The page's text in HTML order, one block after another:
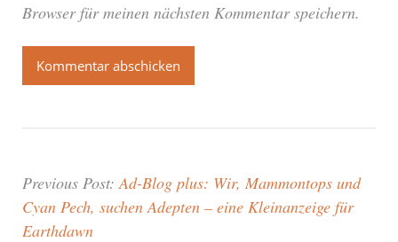
Browser für meinen nächsten Kommentar speichern.
Previous Post: Ad-Blog plus: Wir, Mammontops und
Cyan Pech, suchen Adepten – eine Kleinanzeige für
Earthdawn